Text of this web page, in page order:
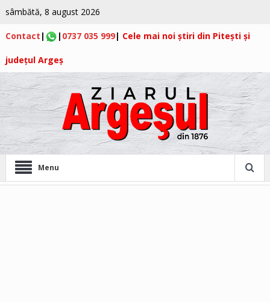
sâmbătă, 8 august 2026
Contact | | 0737 035 999| Cele mai noi știri din Pitești și
județul Argeș
Menu